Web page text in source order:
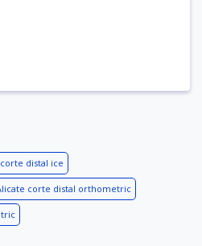
distal ice
corte distal orthometric